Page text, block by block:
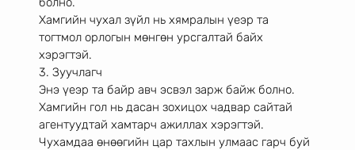
Хамгийн чухал зүйл нь хямралын үеэр та
тогтмол орлогын мөнгөн урсгалтай байх
хэрэгтэй.
3. Зуучлагч
Энэ үеэр та байр авч эсвэл зарж байж болно.
Хамгийн гол нь дасан зохицох чадвар сайтай
агентуудтай хамтарч ажиллах хэрэгтэй.
Чухамдаа өнөөгийн цар тахлын улмаас гарч буй